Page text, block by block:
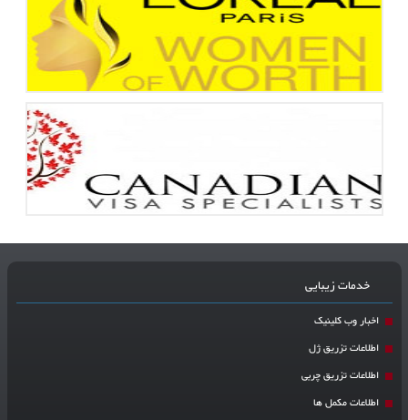
خدمات زیبایی
اخبار وب کلینیک
اطلاعات تزریق ژل
اطلاعات تزریق چربی
اطلاعات مکمل ها